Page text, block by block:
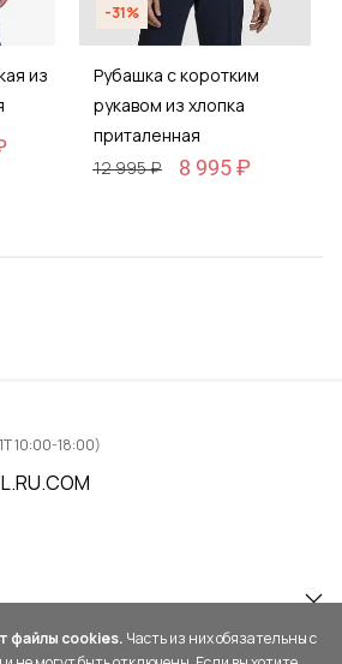
из
-31%
Рубашка с коротким
рукавом из хлопка
приталенная
12 995 ₽
8 995 ₽
10:00-18:00)
файлы cookies. Часть из них обязательны с